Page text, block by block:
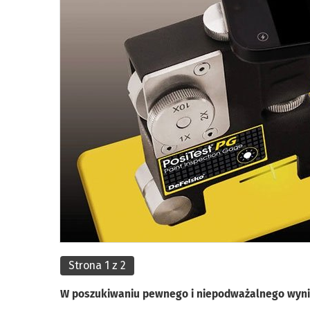
Strona 1 z 2
W poszukiwaniu pewnego i niepodważalnego